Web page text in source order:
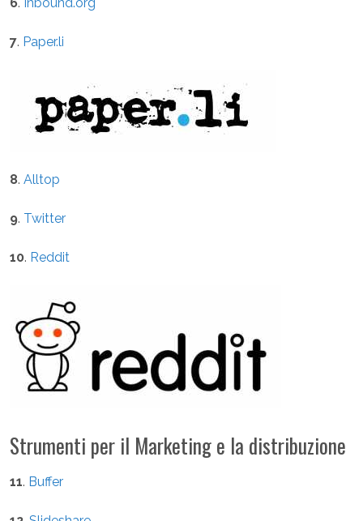
7. Paper.li
8. Alltop
9. Twitter
10. Reddit
Strumenti per il Marketing e la distribuzione
11. Buffer